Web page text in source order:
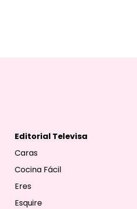
Editorial Televisa
Caras
Cocina Fácil
Eres
Esquire